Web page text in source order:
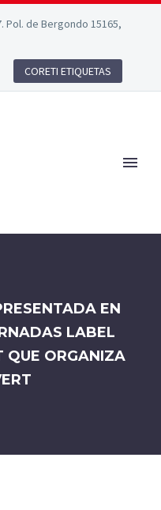
Pol. de Bergondo 15165,
CORETI ETIQUETAS
EN
LABEL
QUE ORGANIZA